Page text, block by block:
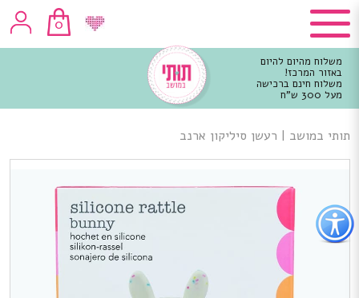
כפתור
לפתיחת
תפריט
נגישות
0
משלוח מהיום להיום
באזור המרכז!
משלוח חינם ברכישה
מעל 300 ש"ח
מרכזי
תותי במושב | רעשן סיליקון ארנב